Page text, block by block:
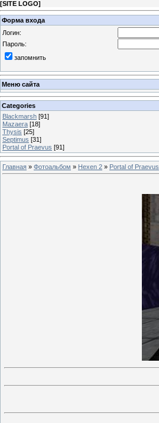
[SITE LOGO]
Форма входа
Логин:
Пароль:
запомнить
Меню сайта
Categories
Blackmarsh [91]
Mazaera [18]
Thysis [25]
Septimus [31]
Portal of Praevus [91]
Главная » Фотоальбом » Hexen 2 » Portal of Praevus